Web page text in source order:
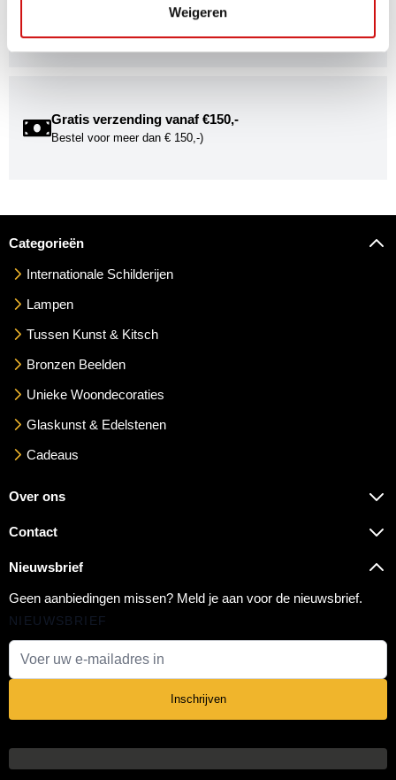
Weigeren
Word onderdeel van de Kunstuwel Community. Ontvang
mogelijkheden om uw kunst via Kunstuwel.nl te presenteren.
Gratis verzending vanaf €150,-
Bestel voor meer dan € 150,-)
Categorieën
Internationale Schilderijen
Lampen
Tussen Kunst & Kitsch
Bronzen Beelden
Unieke Woondecoraties
Glaskunst & Edelstenen
Cadeaus
Over ons
Contact
Nieuwsbrief
Geen aanbiedingen missen? Meld je aan voor de nieuwsbrief.
NIEUWSBRIEF
Inschrijven